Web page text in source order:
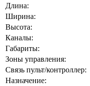
Длина:
Ширина:
Высота:
Каналы:
Габариты:
Зоны управления:
Связь пульт/контроллер:
Назначение: